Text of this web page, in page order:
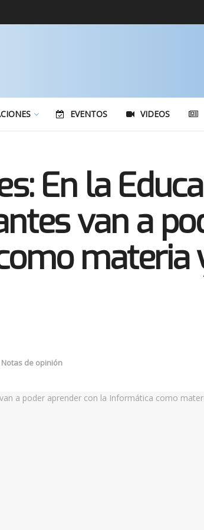
EVENTOS VIDEOS
En la
van a
materia
Notas de opinión